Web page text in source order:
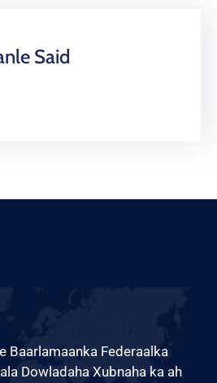
Said
Baarlamaanka Federaalka
Dowladaha Xubnaha ka ah